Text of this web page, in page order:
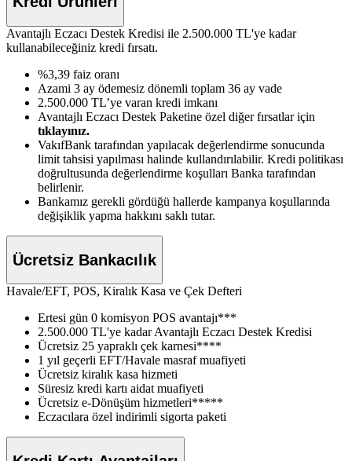
Avantajlı Eczacı Destek Kredisi ile 2.500.000 TL'ye kadar
kullanabileceğiniz kredi fırsatı.
%3,39 faiz oranı
Azami 3 ay ödemesiz dönemli toplam 36 ay vade
2.500.000 TL’ye varan kredi imkanı
Avantajlı Eczacı Destek Paketine özel diğer fırsatlar için
tıklayınız.
VakıfBank tarafından yapılacak değerlendirme sonucunda
limit tahsisi yapılması halinde kullandırılabilir. Kredi politikası
doğrultusunda değerlendirme koşulları Banka tarafından
belirlenir.
Bankamız gerekli gördüğü hallerde kampanya koşullarında
değişiklik yapma hakkını saklı tutar.
Ücretsiz Bankacılık
Havale/EFT, POS, Kiralık Kasa ve Çek Defteri
Ertesi gün 0 komisyon POS avantajı***
2.500.000 TL'ye kadar Avantajlı Eczacı Destek Kredisi
Ücretsiz 25 yapraklı çek karnesi****
1 yıl geçerli EFT/Havale masraf muafiyeti
Ücretsiz kiralık kasa hizmeti
Süresiz kredi kartı aidat muafiyeti
Ücretsiz e-Dönüşüm hizmetleri*****
Eczacılara özel indirimli sigorta paketi